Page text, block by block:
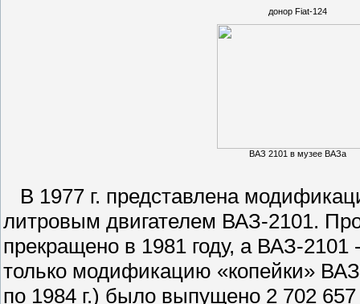
донор Fiat-124
ВАЗ 2101 в музее ВАЗа
В 1977 г. представлена
литровым двигателем ВАЗ-2101.
прекращено в 1981 году, а ВАЗ-
только модификацию «копейки»
по 1984 г.) было выпущено 2 702